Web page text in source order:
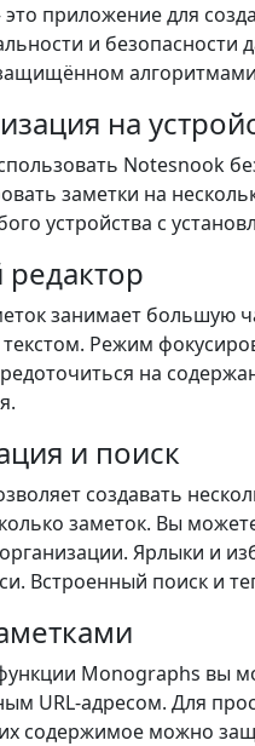
приложение для
и безопасности
на
Notesnook
заметки на
устройства с
занимает большую
Режим
на
и поиск
создавать
заметок. Вы
Ярлыки и
Встроенный поиск и
Monographs вы
URL-адресом. Для
их содержимое можно